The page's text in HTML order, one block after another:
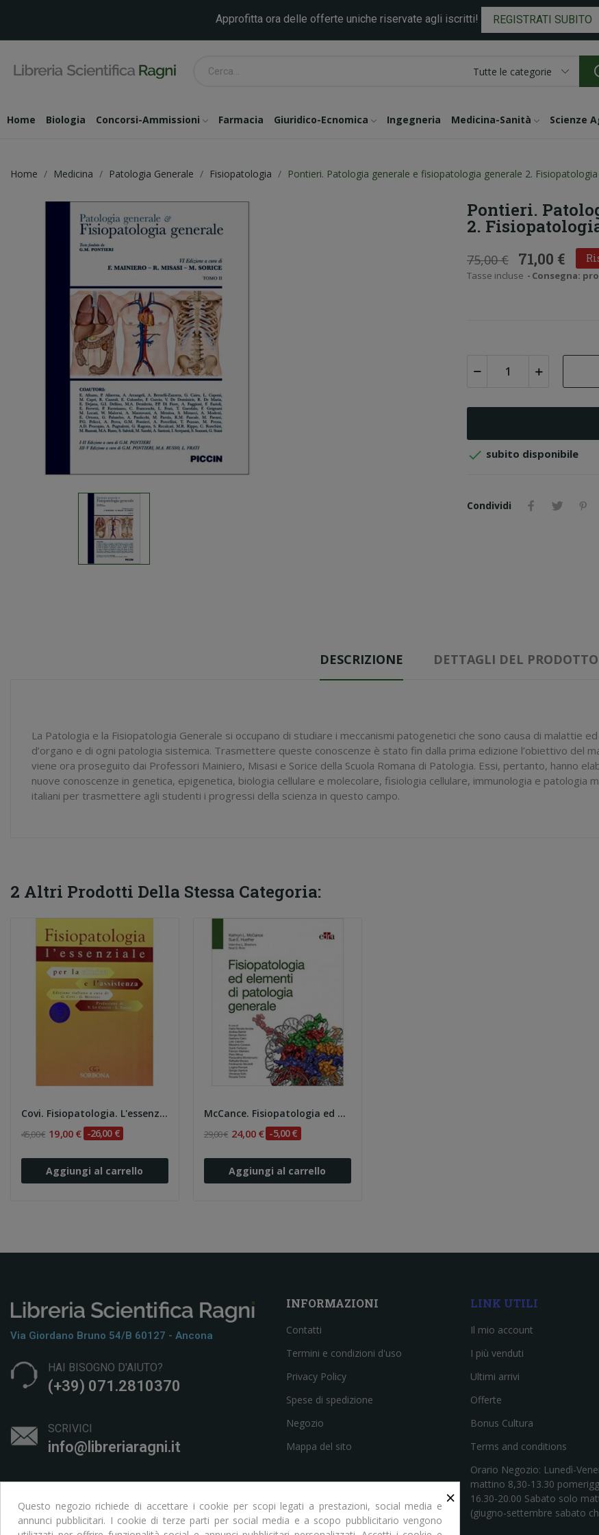
Approfitta ora delle offerte uniche riservate agli iscritti! REGISTRATI SUBITO
Tutte le categorie
Home Biologia Concorsi-Ammissioni Farmacia Giuridico-Ecnomica Ingegneria Medicina-Sanità Scienze
Home Medicina Patologia Generale Fisiopatologia Pontieri. Patologia generale e fisiopatologia generale 2.
Pontieri.
2.
75,00 € 71,00 €
Tasse incluse Consegna:
 subito disponibile
Condividi
DESCRIZIONE DETTAGLI DEL PRODOTTO
La Patologia e la Fisiopatologia Generale si occupano di studiare i meccanismi patogenetici che sono causa di malattie
d’organo e di ogni patologia sistemica. Trasmettere queste conoscenze è stato fin dalla prima edizione l’obiettivo del
viene ora proseguito dai Professori Mainiero, Misasi e Sorice della Scuola Romana di Patologia. Essi, pertanto, hanno
nuove conoscenze in genetica, epigenetica, biologia cellulare e molecolare, fisiologia cellulare, immunologia e
italiani per trasmettere agli studenti i progressi della scienza in questo campo.
2 Altri Prodotti Della Stessa Categoria:
Covi. Fisiopatologia. L'essenziale per la...
45,00 € 19,00 € -26,00 €
Aggiungi al carrello
McCance. Fisiopatologia ed elementi di...
29,00 € 24,00 € -5,00 €
Aggiungi al carrello
Via Giordano Bruno 54/b 60127 - Ancona
HAI BISOGNO D'AIUTO?
(+39) 071.2810370
SCRIVICI
info@libreriaragni.it
INFORMAZIONI
Contatti
Termini e condizioni d'uso
Privacy Policy
Spese di spedizione
Negozio
Mappa del sito
LINK UTILI
Il mio account
I più venduti
Ultimi arrivi
Offerte
Bonus Cultura
Terms and conditions
Orario Negozio: Lunedì-
mattino 8,30-13.30
16.30-20.00 Sabato solo
(giugno-settembre sabato
×
Questo negozio richiede di accettare i cookie per scopi legati a prestazioni, social media e
annunci pubblicitari. I cookie di terze parti per social media e a scopo pubblicitario vengono